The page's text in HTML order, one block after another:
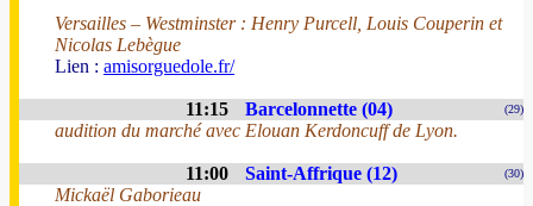
Versailles – Westminster : Henry Purcell, Louis Couperin et
Nicolas Lebègue
Lien : amisorguedole.fr/
11:15 Barcelonnette (04) (29)
audition du marché avec Elouan Kerdoncuff de Lyon.
11:00 Saint-Affrique (12) (30)
Mickaël Gaborieau